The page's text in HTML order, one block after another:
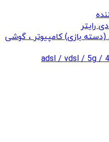
رایتر
بازی) کامپیوتر ، گوشی